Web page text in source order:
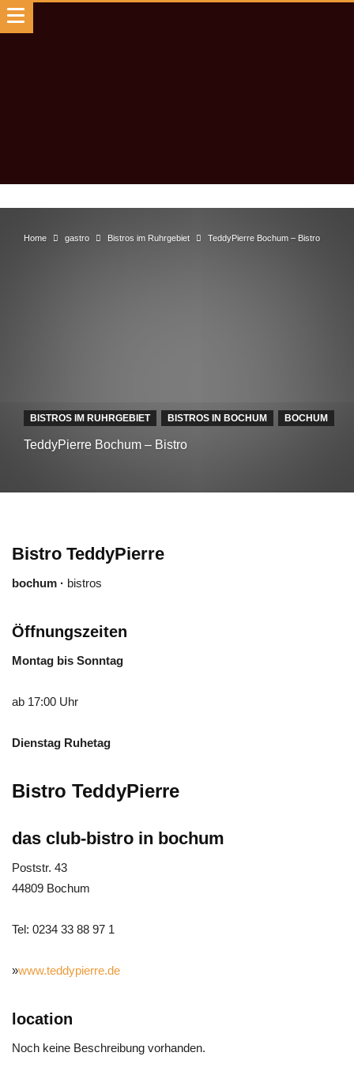
Home gastro Bistros im Ruhrgebiet TeddyPierre Bochum – Bistro
BISTROS IM RUHRGEBIET BISTROS IN BOCHUM BOCHUM
TeddyPierre Bochum – Bistro
Bistro TeddyPierre
bochum · bistros
Öffnungszeiten
Montag bis Sonntag
ab 17:00 Uhr
Dienstag Ruhetag
Bistro TeddyPierre
das club-bistro in bochum
Poststr. 43
44809 Bochum
Tel: 0234 33 88 97 1
»www.teddypierre.de
location
Noch keine Beschreibung vorhanden.